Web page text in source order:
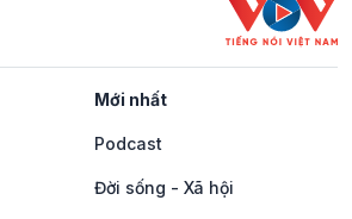
Mới nhất
Podcast
Đời sống - Xã hội